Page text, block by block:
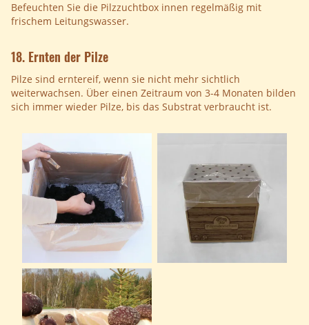
Befeuchten Sie die Pilzzuchtbox innen regelmäßig mit
frischem Leitungswasser.
18. Ernten der Pilze
Pilze sind erntereif, wenn sie nicht mehr sichtlich
weiterwachsen. Über einen Zeitraum von 3-4 Monaten bilden
sich immer wieder Pilze, bis das Substrat verbraucht ist.